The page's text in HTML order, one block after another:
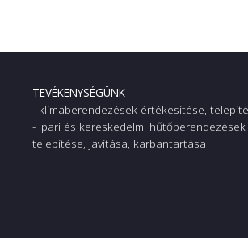
TEVÉKENYSÉGÜNK
- klímaberendezések értékesítése,
- ipari és kereskedelmi
telepítése, javítása, karbantartása